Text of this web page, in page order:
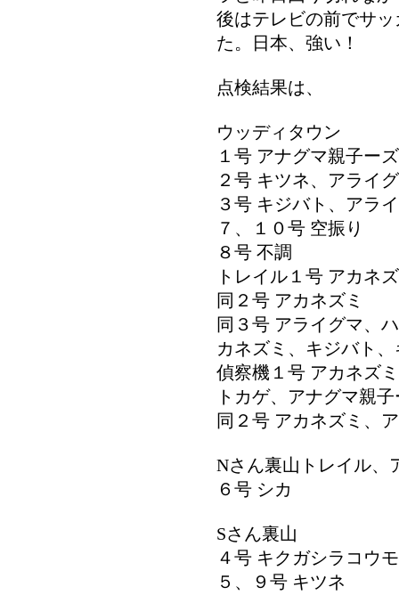
後はテレビの前でサ
た。日本、強い！
点検結果は、
ウッディタウン
１号 アナグマ親子ーズ
２号 キツネ、アライ
３号 キジバト、アラ
７、１０号 空振り
８号 不調
トレイル１号 アカネ
同２号 アカネズミ
同３号 アライグマ、
カネズミ、キジバト
偵察機１号 アカネズ
トカゲ、アナグマ親
同２号 アカネズミ、
Nさん裏山トレイル、
６号 シカ
Sさん裏山
４号 キクガシラコウ
５、９号 キツネ